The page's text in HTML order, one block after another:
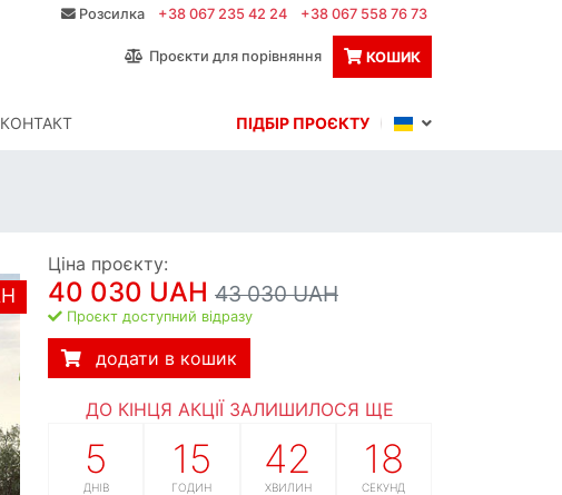
Розсилка +38 067 235 42 24 +38 067 558 76 73
Проєкти для порівняння КОШИК
КОНТАКТ ПІДБІР ПРОЄКТУ
Ціна проєкту:
40 030 UAH 43 030 UAH
Проєкт доступний відразу
додати в кошик
ДО КІНЦЯ АКЦІЇ ЗАЛИШИЛОСЯ ЩЕ
5
ДНІВ
15
ГОДИН
42
ХВИЛИН
17
СЕКУНД